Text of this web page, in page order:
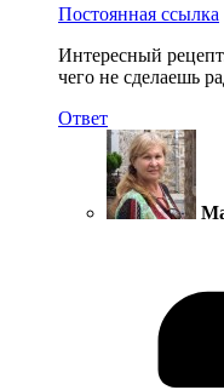
Постоянная ссылка
Интересный
чего не сделаешь
Ответ